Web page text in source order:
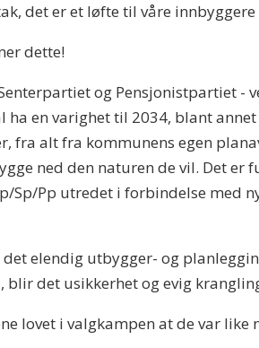
det er et løfte til våre
dette!
og Pensjonistpartiet
ha en varighet til 2034, blant
fra alt fra kommunens egen
ned den naturen de vil. Det
Sp/Pp utredet i forbindelse med
det elendig utbygger- og
blir det usikkerhet og evig
lovet i valgkampen at de var